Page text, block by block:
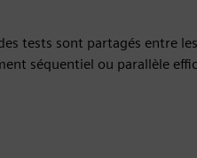
tests sont partagés entre
séquentiel ou parallèle